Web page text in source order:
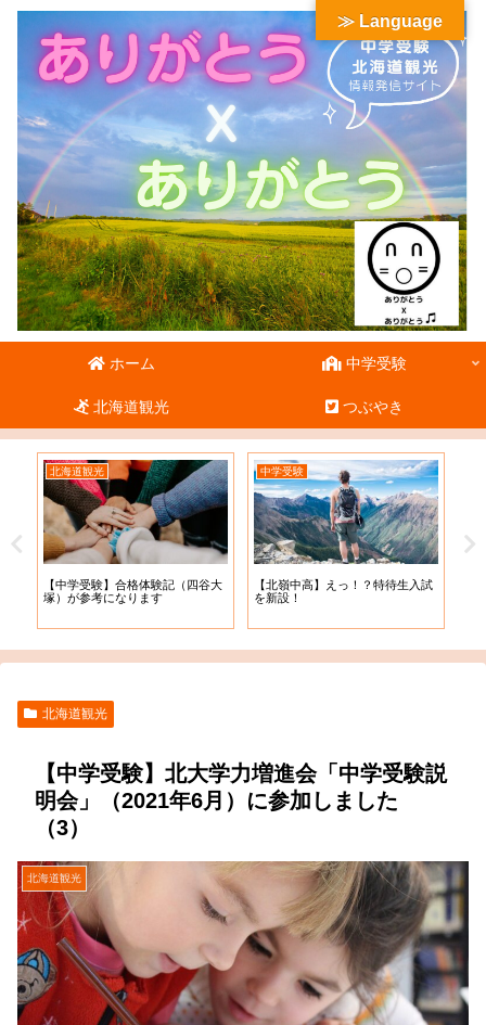
ホーム 中学受験
北海道観光 つぶやき
北海道観光
【中学受験】合格体験記（四谷大
塚）が参考になります
中学受験
【北嶺中高】えっ！？特待生入試
を新設！
北海道観光
【中学受験】北大学力増進会「中学受験説
明会」（2021年6月）に参加しました
（3）
北海道観光
≫ Language